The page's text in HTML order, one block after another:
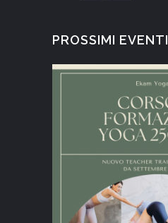
PROSSIMI EVENTI